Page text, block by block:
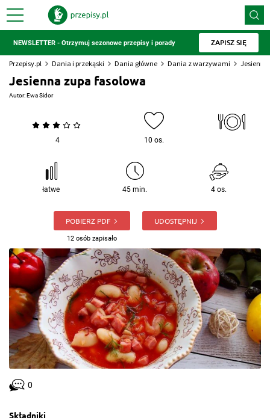
NEWSLETTER - Otrzymuj sezonowe przepisy i porady ZAPISZ SIĘ
Przepisy.pl Dania i przekąski Dania główne Dania z warzywami
Jesienna zupa fasolowa
Autor:Ewa Sidor
4 10 os.
łatwe 45 min. 4 os.
POBIERZ PDF
12 osób zapisało
UDOSTĘPNIJ
0
Składniki